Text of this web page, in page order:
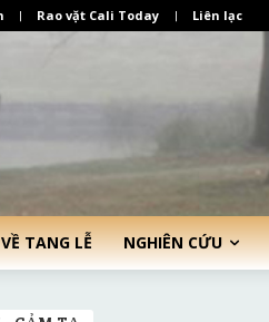
Rao vặt Cali Today Liên lạc
TANG LỄ NGHIÊN CỨU